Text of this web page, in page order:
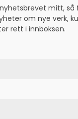
mitt, så
om nye verk,
rett i innboksen.